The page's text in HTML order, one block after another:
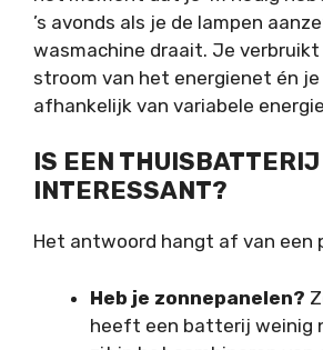
’s avonds als je de lampen
wasmachine draait. Je verbruikt
stroom van het energienet én
afhankelijk van variabele
IS EEN THUISBATTERIJ
INTERESSANT?
Het antwoord hangt af van een
Heb je zonnepanelen?
heeft een batterij weinig